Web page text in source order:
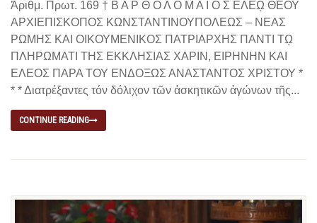
Ἀριθμ. Πρωτ. 169 † Β Α Ρ Θ Ο Λ Ο Μ Α Ι Ο Σ ΕΛΕῼ ΘΕΟΥ
ΑΡΧΙΕΠΙΣΚΟΠΟΣ ΚΩΝΣΤΑΝΤΙΝΟΥΠΟΛΕΩΣ – ΝΕΑΣ
ΡΩΜΗΣ ΚΑΙ ΟΙΚΟΥΜΕΝΙΚΟΣ ΠΑΤΡΙΑΡΧΗΣ ΠΑΝΤΙ Τῼ
ΠΛΗΡΩΜΑΤΙ ΤΗΣ ΕΚΚΛΗΣΙΑΣ ΧΑΡΙΝ, ΕΙΡΗΝΗΝ ΚΑΙ
EΛΕΟΣ ΠΑΡΑ ΤΟΥ ΕΝΔΟΞΩΣ ΑΝΑΣΤΑΝΤΟΣ ΧΡΙΣΤΟΥ *
* * Διατρέξαντες τόν δόλιχον τῶν ἀσκητικῶν ἀγώνων τῆς...
CONTINUE READING